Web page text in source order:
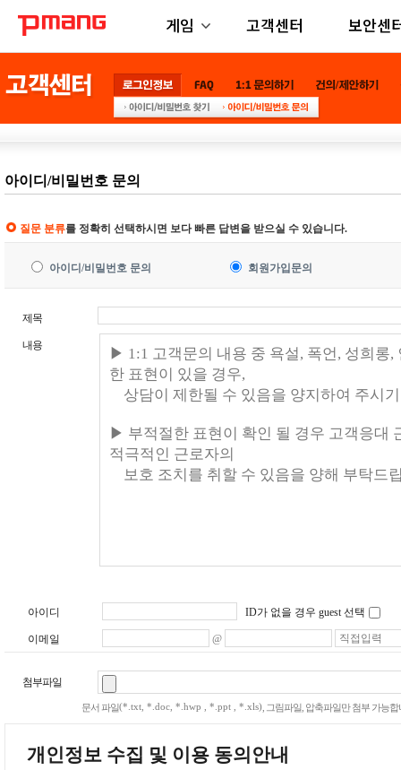
게임 고객센터 보안센
아이디/비밀번호 문의
질문 분류를 정확히 선택하시면 보다 빠른 답변을 받으실 수 있습니다.
아이디/비밀번호 문의 회원가입문의
제목
내용
아이디 ID가 없을 경우 guest 선택
이메일 @
첨부파일
문서 파일(*.txt, *.doc, *.hwp , *.ppt , *.xls) , 그림파일, 압축파일만 첨부 가능합
개인정보 수집 및 이용 동의안내